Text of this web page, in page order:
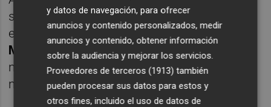
sus familias y la organización creció hasta
establecerse en una masía en Vistabella del
Maestrat.El grupo seguía practicando los
mismos hechos supuestamente para sanar
mediante los mismos ritos sexuales.
y datos de navegación, para ofrecer
anuncios y contenido personalizados, medir
anuncios y contenido, obtener información
sobre la audiencia y mejorar los servicios.
Proveedores de terceros (1913) también
pueden procesar sus datos para estos y
otros fines, incluido el uso de datos de